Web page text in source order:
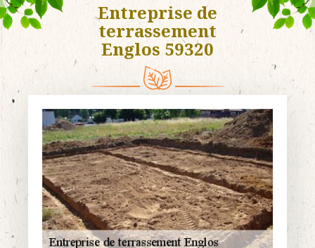
Entreprise de
terrassement
Englos 59320